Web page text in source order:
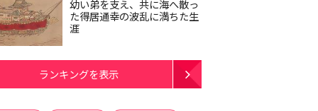
幼い弟を支え、共に海へ散っ
た得居通幸の波乱に満ちた生
涯
ランキングを表示